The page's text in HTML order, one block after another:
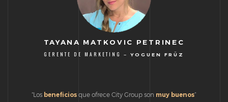
TAYANA MATKOVIC PETRINEC
GERENTE DE MARKETING – YOGUEN FRÜZ
“Los beneficios que ofrece City Group son muy buenos”